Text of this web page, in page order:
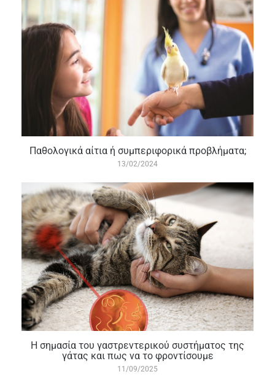
Παθολογικά αίτια ή συμπεριφορικά προβλήματα;
13/02/2024
H σημασία του γαστρεντερικού συστήματος της
γάτας και πως να το φροντίσουμε
11/09/2025